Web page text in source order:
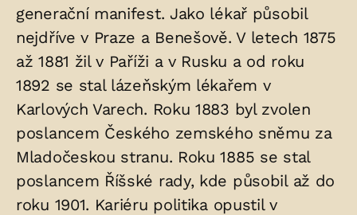
generační manifest. Jako lékař působil
nejdříve v Praze a Benešově. V letech 1875
až 1881 žil v Paříži a v Rusku a od roku
1892 se stal lázeňským lékařem v
Karlových Varech. Roku 1883 byl zvolen
poslancem Českého zemského sněmu za
Mladočeskou stranu. Roku 1885 se stal
poslancem Říšské rady, kde působil až do
roku 1901. Kariéru politika opustil v